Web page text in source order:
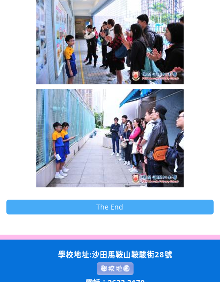
The End
學校地址:沙田馬鞍山鞍駿街28號